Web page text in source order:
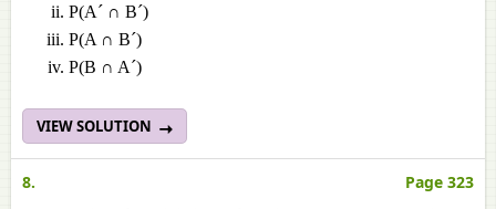
P(A´ ∩ B´)
P(A ∩ B´)
P(B ∩ A´)
VIEW SOLUTION
8. Page 323